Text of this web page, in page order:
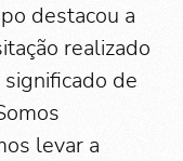
destacou a
realizado
de
levar a